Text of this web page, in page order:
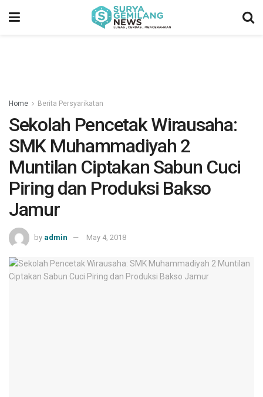
Home Berita Persyarikatan
Sekolah Pencetak Wirausaha:
SMK Muhammadiyah 2
Muntilan Ciptakan Sabun Cuci
Piring dan Produksi Bakso
Jamur
by admin May 4, 2018